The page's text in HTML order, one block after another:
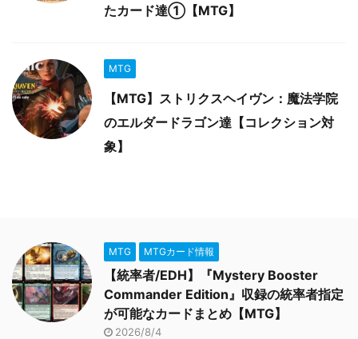
たカード達①【MTG】
MTG
【MTG】ストリクスヘイヴン：魔法学院
のエルダードラゴン達【コレクション対
象】
MTG MTGカード情報
【統率者/EDH】『Mystery Booster
Commander Edition』収録の統率者指定
が可能なカードまとめ【MTG】
2026/8/4